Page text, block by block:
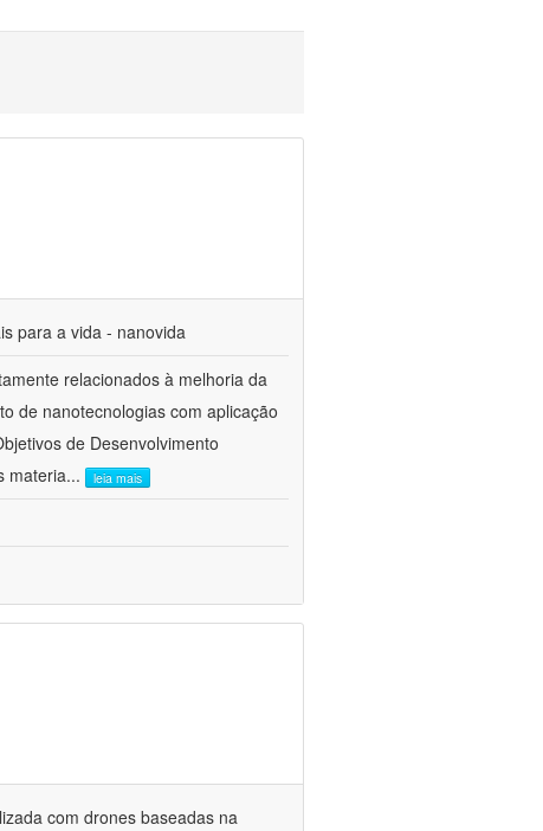
para a vida - nanovida
relacionados à melhoria da
de nanotecnologias com aplicação
de Desenvolvimento
materia... leia mais
com drones baseadas na